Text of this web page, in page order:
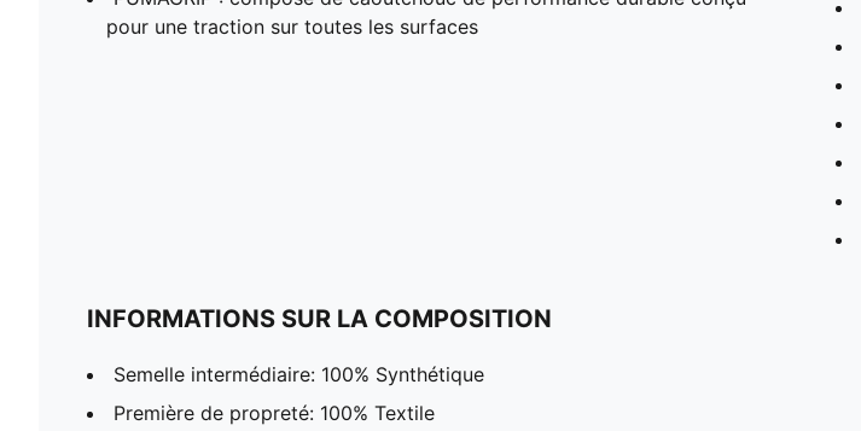
pour une traction sur toutes les surfaces
INFORMATIONS SUR LA COMPOSITION
Semelle intermédiaire: 100% Synthétique
Première de propreté: 100% Textile